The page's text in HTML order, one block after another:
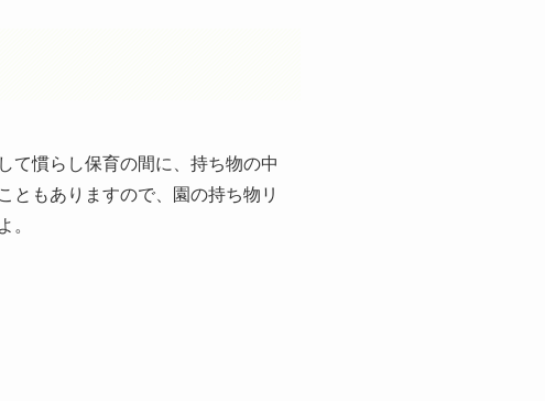
て慣らし保育の間に、持ち物の中
ともありますので、園の持ち物リ
。